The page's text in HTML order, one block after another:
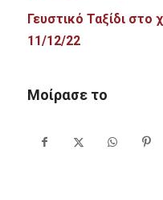
Γευστικό Ταξίδι
11/12/22
Μοίρασε το